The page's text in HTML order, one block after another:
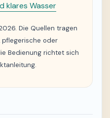
klares Wasser
Die Quellen tragen
pflegerische oder
Bedienung richtet sich